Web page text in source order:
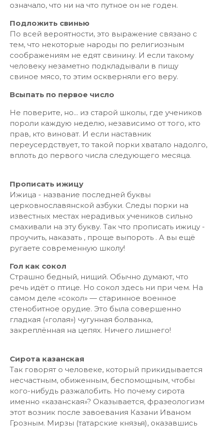
означало, что ни на что путное он не годен.
Подложить свинью
По всей вероятности, это выражение связано с
тем, что некоторые народы по религиозным
соображениям не едят свинину. И если такому
человеку незаметно подкладывали в пищу
свиное мясо, то этим оскверняли его веру.
Всыпать по первое число
Не поверите, но... из старой школы, где учеников
пороли каждую неделю, независимо от того, кто
прав, кто виноват. И если наставник
переусердствует, то такой порки хватало надолго,
вплоть до первого числа следующего месяца.
Прописать ижицу
Ижица - название последней буквы
церковнославянской азбуки. Следы порки на
известных местах нерадивых учеников сильно
смахивали на эту букву. Так что прописать ижицу -
проучить, наказать , проще выпороть . А вы ещё
ругаете современную школу!
Гол как сокол
Страшно бедный, нищий. Обычно думают, что
речь идёт о птице. Но сокол здесь ни при чем. На
самом деле «сокол» — старинное военное
стенобитное орудие. Это была совершенно
гладкая («голая») чугунная болванка,
закреплённая на цепях. Ничего лишнего!
Сирота казанская
Так говорят о человеке, который прикидывается
несчастным, обиженным, беспомощным, чтобы
кого-нибудь разжалобить. Но почему сирота
именно «казанская»? Оказывается, фразеологизм
этот возник после завоевания Казани Иваном
Грозным. Мирзы (татарские князья), оказавшись